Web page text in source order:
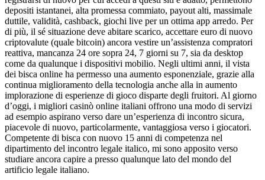
depositi istantanei, alta promessa commiato, payout alti, massimale
duttile, validità, cashback, giochi live per un ottima app arredo. Per
di più, il sé situazione deve abitare scarico, accettare euro di nuovo
criptovalute (quale bitcoin) ancora vestire un’assistenza compratori
reattiva, mancanza 24 ore sopra 24, 7 giorni su 7, sia da desktop
come da qualunque i dispositivi mobilio. Negli ultimi anni, il vista
dei bisca online ha permesso una aumento esponenziale, grazie alla
continua miglioramento della tecnologia anche alla in aumento
implorazione di esperienze di gioco disparte degli fruitori. Al giorno
d’oggi, i migliori casinò online italiani offrono una modo di servizi
ad esempio aspirano verso dare un’esperienza di incontro sicura,
piacevole di nuovo, particolarmente, vantaggiosa verso i giocatori.
Competente di bisca con nuovo 15 anni di competenza nel
dipartimento del incontro legale italico, mi sono apposito verso
studiare ancora capire a presso qualunque lato del mondo del
artificio legale italiano.